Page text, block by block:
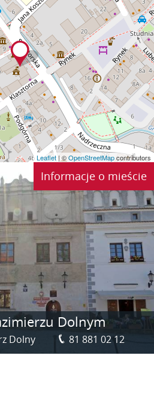
Leaflet | ©OpenStreetMapcontributors
Informacje o mieście
Dolnym
Dolny 81 881 02 12